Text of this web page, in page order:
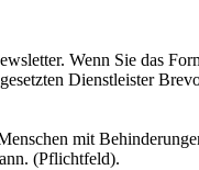
Wenn Sie das
Dienstleister
mit
(Pflichtfeld).